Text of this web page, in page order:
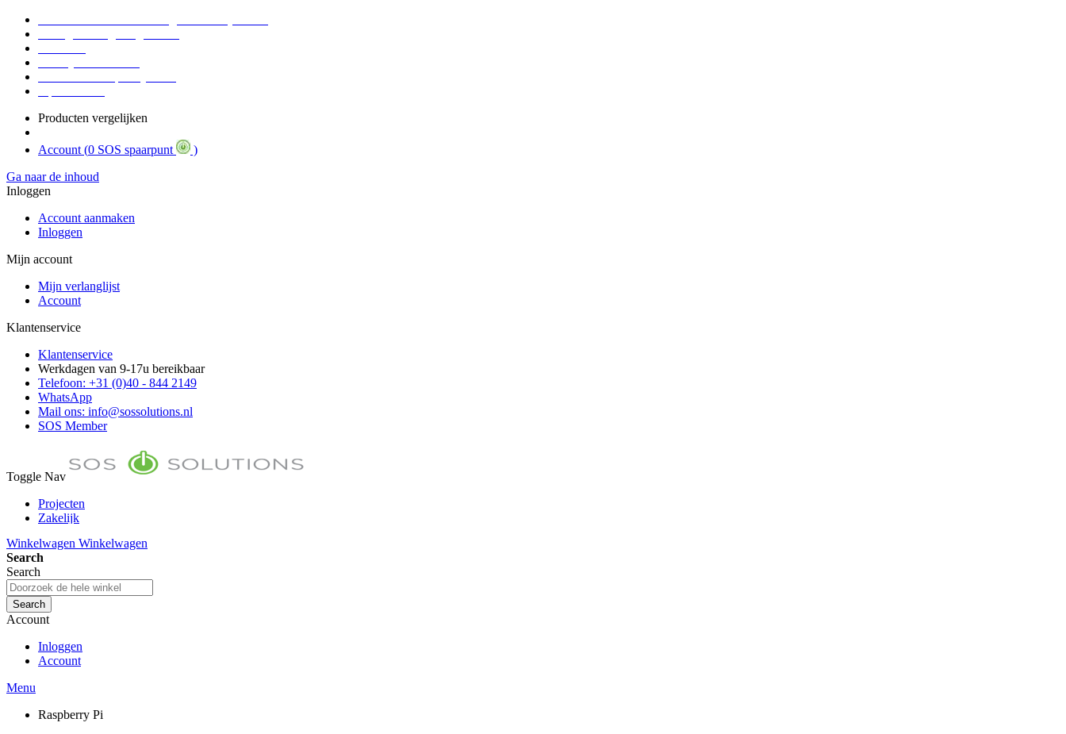
Producten vergelijken
Account (0 SOS spaarpunt
)
Ga naar de inhoud
Inloggen
Account aanmaken
Inloggen
Mijn account
Mijn verlanglijst
Account
Klantenservice
Klantenservice
Werkdagen van 9-17u bereikbaar
Telefoon: +31 (0)40 - 844 2149
WhatsApp
Mail ons: info@sossolutions.nl
SOS Member
Toggle Nav
Projecten
Zakelijk
Toon prijzen Incl. BTW
Toon prijzen Excl. BTW
Winkelwagen Winkelwagen
Search
Search
Search
Account
Inloggen
Account
Menu
Raspberry Pi